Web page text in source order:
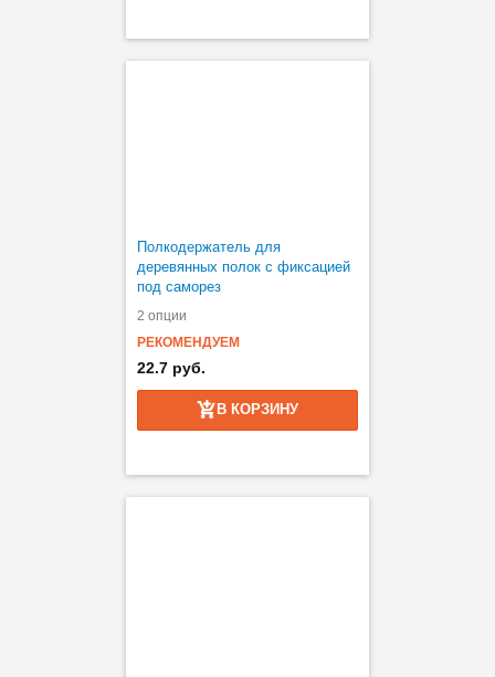
Полкодержатель для
деревянных полок с фиксацией
под саморез
2 опции
РЕКОМЕНДУЕМ
22.7 руб.
В КОРЗИНУ